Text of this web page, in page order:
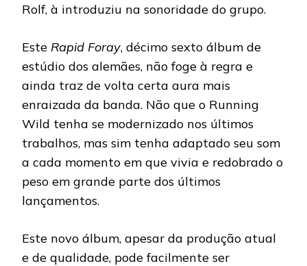
Rolf, à introduziu na sonoridade do grupo.
Este Rapid Foray, décimo sexto álbum de
estúdio dos alemães, não foge à regra e
ainda traz de volta certa aura mais
enraizada da banda. Não que o Running
Wild tenha se modernizado nos últimos
trabalhos, mas sim tenha adaptado seu som
a cada momento em que vivia e redobrado o
peso em grande parte dos últimos
lançamentos.
Este novo álbum, apesar da produção atual
e de qualidade, pode facilmente ser